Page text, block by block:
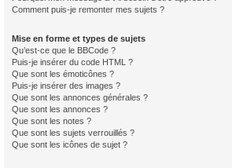
Comment puis-je remonter mes sujets ?
Mise en forme et types de sujets
Qu’est-ce que le BBCode ?
Puis-je insérer du code HTML ?
Que sont les émoticônes ?
Puis-je insérer des images ?
Que sont les annonces générales ?
Que sont les annonces ?
Que sont les notes ?
Que sont les sujets verrouillés ?
Que sont les icônes de sujet ?